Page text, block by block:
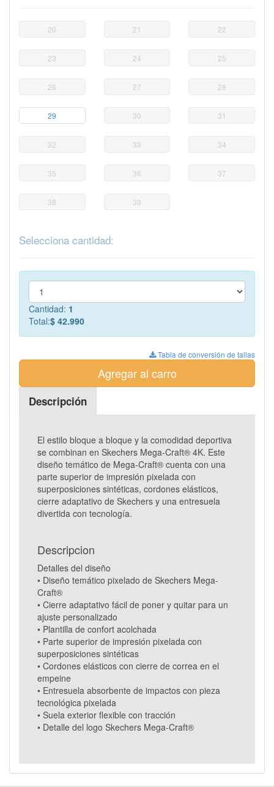
20 21 22
23 24 25
26 27 28
29 30 31
32 33 34
35 36 37
38 39
Selecciona cantidad:
Cantidad: 1
Total:$ 42.990
Tabla de conversión de tallas
Agregar al carro
Descripción
El estilo bloque a bloque y la comodidad deportiva
se combinan en Skechers Mega-Craft® 4K. Este
diseño temático de Mega-Craft® cuenta con una
parte superior de impresión pixelada con
superposiciones sintéticas, cordones elásticos,
cierre adaptativo de Skechers y una entresuela
divertida con tecnología.
Descripcion
Detalles del diseño
• Diseño temático pixelado de Skechers Mega-
Craft®
• Cierre adaptativo fácil de poner y quitar para un
ajuste personalizado
• Plantilla de confort acolchada
• Parte superior de impresión pixelada con
superposiciones sintéticas
• Cordones elásticos con cierre de correa en el
empeine
• Entresuela absorbente de impactos con pieza
tecnológica pixelada
• Suela exterior flexible con tracción
• Detalle del logo Skechers Mega-Craft®